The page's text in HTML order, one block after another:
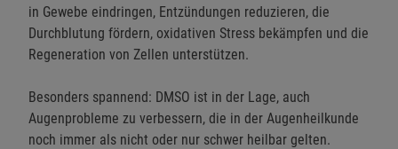
in Gewebe eindringen, Entzündungen reduzieren, die
Durchblutung fördern, oxidativen Stress bekämpfen und die
Regeneration von Zellen unterstützen.
Besonders spannend: DMSO ist in der Lage, auch
Augenprobleme zu verbessern, die in der Augenheilkunde
noch immer als nicht oder nur schwer heilbar gelten.